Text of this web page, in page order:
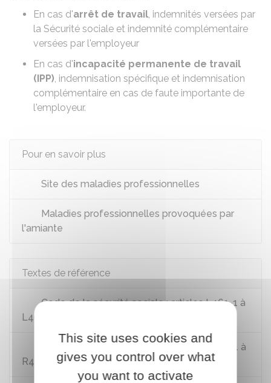
En cas d'arrêt de travail, indemnités versées par
la Sécurité sociale et indemnité complémentaire
versées par l'employeur
En cas d'incapacité permanente de travail
(IPP), indemnisation spécifique et indemnisation
complémentaire en cas de faute importante de
l'employeur.
Pour en savoir plus
Site des maladies professionnelles
Maladies professionnelles provoquées par
l'amiante
Textes de référence
Code de la sécurité sociale : articles L461-1 à
L461-8
Code de la sécurité sociale : articles R461-1 à
R461-10
This site uses cookies and
gives you control over what
you want to activate